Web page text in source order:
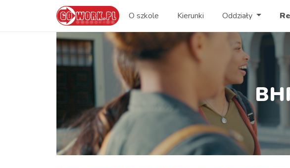
O szkole Kierunki Oddziały